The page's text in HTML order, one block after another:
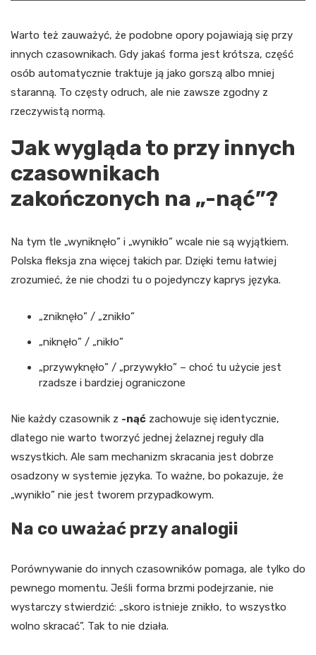
Warto też zauważyć, że podobne opory pojawiają się przy
innych czasownikach. Gdy jakaś forma jest krótsza, część
osób automatycznie traktuje ją jako gorszą albo mniej
staranną. To częsty odruch, ale nie zawsze zgodny z
rzeczywistą normą.
Jak wygląda to przy innych
czasownikach
zakończonych na „-nąć”?
Na tym tle „wyniknęło” i „wynikło” wcale nie są wyjątkiem.
Polska fleksja zna więcej takich par. Dzięki temu łatwiej
zrozumieć, że nie chodzi tu o pojedynczy kaprys języka.
„zniknęło” / „znikło”
„niknęło” / „nikło”
„przywyknęło” / „przywykło” – choć tu użycie jest
rzadsze i bardziej ograniczone
Nie każdy czasownik z -nąć zachowuje się identycznie,
dlatego nie warto tworzyć jednej żelaznej reguły dla
wszystkich. Ale sam mechanizm skracania jest dobrze
osadzony w systemie języka. To ważne, bo pokazuje, że
„wynikło” nie jest tworem przypadkowym.
Na co uważać przy analogii
Porównywanie do innych czasowników pomaga, ale tylko do
pewnego momentu. Jeśli forma brzmi podejrzanie, nie
wystarczy stwierdzić: „skoro istnieje znikło, to wszystko
wolno skracać”. Tak to nie działa.